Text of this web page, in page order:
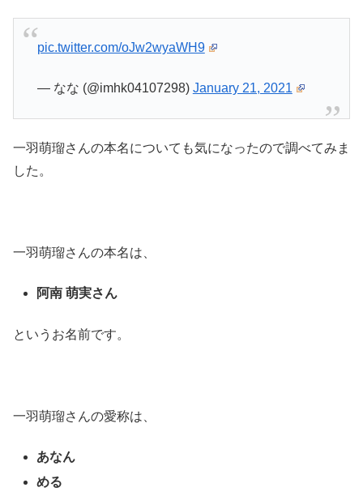
pic.twitter.com/oJw2wyaWH9
— なな (@imhk04107298) January 21, 2021
一羽萌瑠さんの本名についても気になったので調べてみま
した。
一羽萌瑠さんの本名は、
阿南 萌実さん
というお名前です。
一羽萌瑠さんの愛称は、
あなん
める